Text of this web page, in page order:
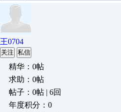
王0704
关注 私信
精华：0帖
求助：0帖
帖子：0帖 | 6回
年度积分：0